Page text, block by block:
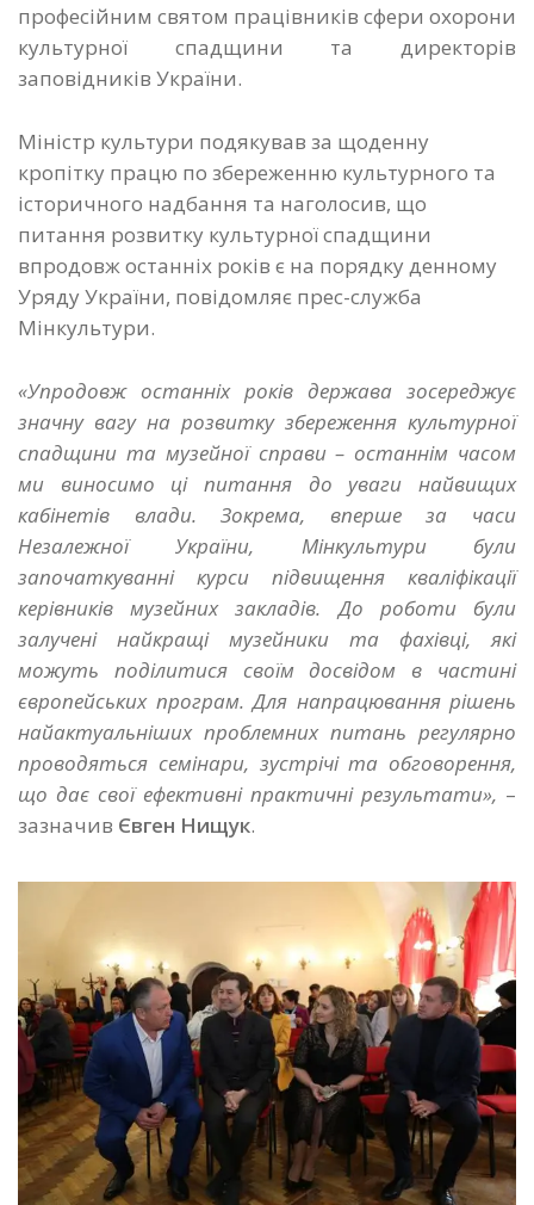
професійним святом працівників сфери охорони
культурної спадщини та директорів
заповідників України.
Міністр культури подякував за щоденну
кропітку працю по збереженню культурного та
історичного надбання та наголосив, що
питання розвитку культурної спадщини
впродовж останніх років є на порядку денному
Уряду України, повідомляє прес-служба
Мінкультури.
«Упродовж останніх років держава зосереджує
значну вагу на розвитку збереження культурної
спадщини та музейної справи – останнім часом
ми виносимо ці питання до уваги найвищих
кабінетів влади. Зокрема, вперше за часи
Незалежної України, Мінкультури були
започаткуванні курси підвищення кваліфікації
керівників музейних закладів. До роботи були
залучені найкращі музейники та фахівці, які
можуть поділитися своїм досвідом в частині
європейських програм. Для напрацювання рішень
найактуальніших проблемних питань регулярно
проводяться семінари, зустрічі та обговорення,
що дає свої ефективні практичні результати», –
зазначив Євген Нищук.